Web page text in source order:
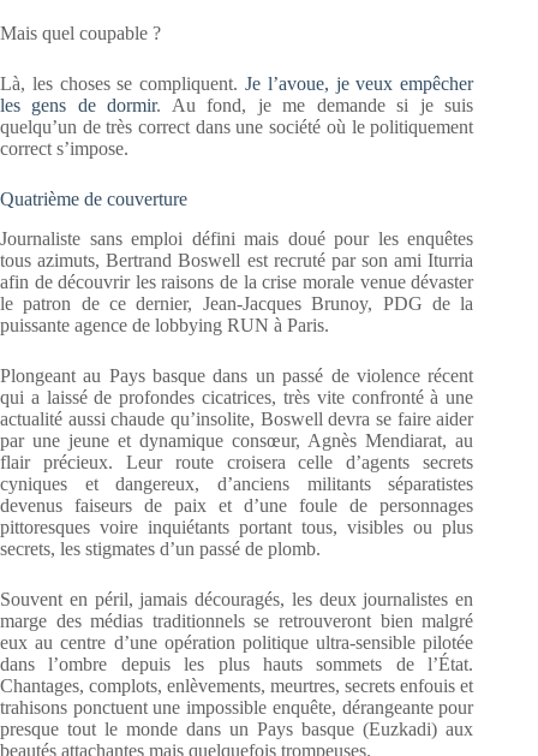
Mais quel coupable ?
Là, les choses se compliquent.Je l’avoue, je veux empêcher
les gens de dormir. Au fond, je me demande si je suis
quelqu’un de très correct dans une société où le politiquement
correct s’impose.
Quatrième de couverture
Journaliste sans emploi défini mais doué pour les enquêtes
tous azimuts, Bertrand Boswell est recruté par son ami Iturria
afin de découvrir les raisons de la crise morale venue dévaster
le patron de ce dernier, Jean-Jacques Brunoy, PDG de la
puissante agence de lobbying RUN à Paris.
Plongeant au Pays basque dans un passé de violence récent
qui a laissé de profondes cicatrices, très vite confronté à une
actualité aussi chaude qu’insolite, Boswell devra se faire aider
par une jeune et dynamique consœur, Agnès Mendiarat, au
flair précieux. Leur route croisera celle d’agents secrets
cyniques et dangereux, d’anciens militants séparatistes
devenus faiseurs de paix et d’une foule de personnages
pittoresques voire inquiétants portant tous, visibles ou plus
secrets, les stigmates d’un passé de plomb.
Souvent en péril, jamais découragés, les deux journalistes en
marge des médias traditionnels se retrouveront bien malgré
eux au centre d’une opération politique ultra-sensible pilotée
dans l’ombre depuis les plus hauts sommets de l’État.
Chantages, complots, enlèvements, meurtres, secrets enfouis et
trahisons ponctuent une impossible enquête, dérangeante pour
presque tout le monde dans un Pays basque (Euzkadi) aux
beautés attachantes mais quelquefois trompeuses.